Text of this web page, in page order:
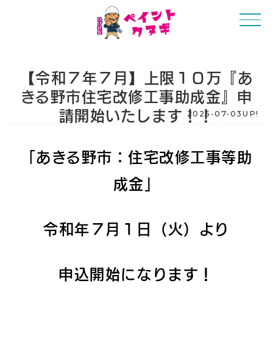
【令和７年７月】上限１０万『あ
きる野市住宅改修工事助成金』申
請開始いたします！！2025-07-03UP!
「あきる野市：住宅改修工事等助
成金」
令和年７月１日（火）より
申込開始になります！